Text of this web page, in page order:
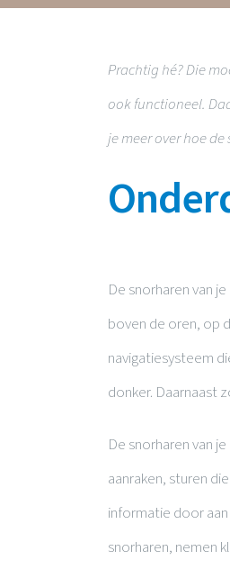
Prachtig hé? Die
ook functioneel.
je meer over hoe
De snorharen van
boven de oren, op
navigatiesysteem
donker. Daarnaast
De snorharen van
aanraken, sturen
informatie door
snorharen, nemen